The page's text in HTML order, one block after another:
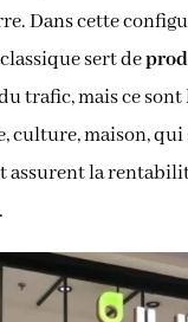
.Dans cette
sert de
trafic, mais ce sont
culture, maison, qui
assurent la